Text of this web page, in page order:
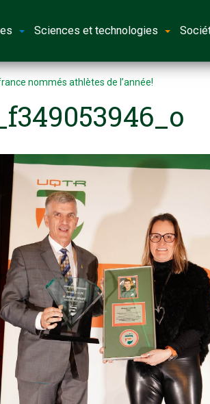
Sciences et technologies
nommés athlètes de l’année!